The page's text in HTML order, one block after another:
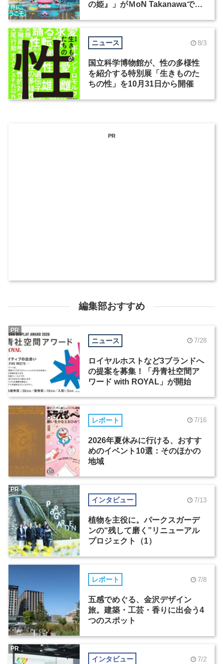
の姫』」がＭoN Takanawaで開
ニュース 8/3
国立科学博物館が、性の多様性
を紹介する特別展「生きものた
ちの性」を10月31日から開催
PR
編集部おすすめ
ニュース 7/28
ロイヤルホストなど3ブランドへ
の提案を募集！「丹青社空間ア
ワード with ROYAL」が開始
PR
レポート 7/16
2026年夏休みに行ける、おすす
めのイベント10選：そのほかの
地域
インタビュー 7/13
植物を主役に。パークスガーデ
ンの“残して磨く”リニューアル
プロジェクト（1）
PR
レポート 7/8
五感でめぐる、金沢デザイン
旅。建築・工芸・香りに出会う4
つのスポット
インタビュー 7/2
PR